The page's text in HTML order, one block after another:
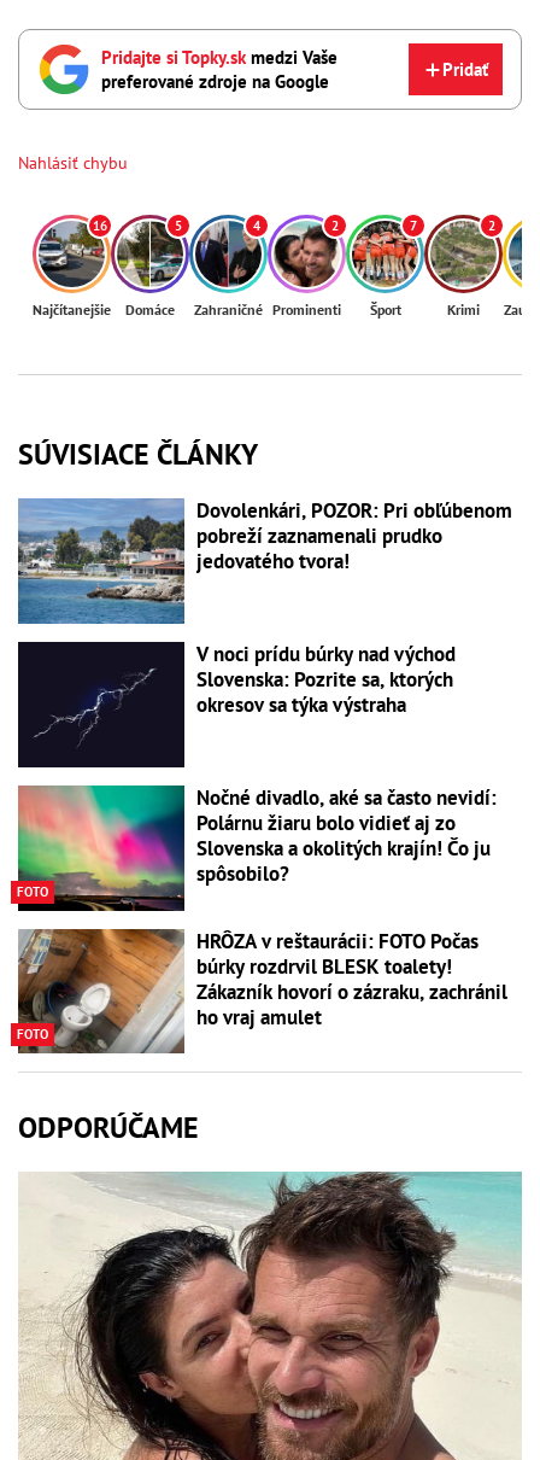
Pridajte si Topky.sk medzi Vaše
preferované zdroje na Google
Pridať
Nahlásiť chybu
16
Najčítanejšie
5
Domáce
4
Zahraničné
2
Prominenti
7
Šport
2
Krimi
SÚVISIACE ČLÁNKY
Dovolenkári, POZOR: Pri obľúbenom
pobreží zaznamenali prudko
jedovatého tvora!
V noci prídu búrky nad východ
Slovenska: Pozrite sa, ktorých
okresov sa týka výstraha
FOTO
Nočné divadlo, aké sa často nevidí:
Polárnu žiaru bolo vidieť aj zo
Slovenska a okolitých krajín! Čo ju
spôsobilo?
FOTO
HRÔZA v reštaurácii: FOTO Počas
búrky rozdrvil BLESK toalety!
Zákazník hovorí o zázraku, zachránil
ho vraj amulet
ODPORÚČAME